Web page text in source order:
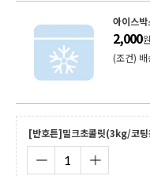
아이스
2,000원
(조건) 배
[반호튼]밀크초콜릿(3kg/코